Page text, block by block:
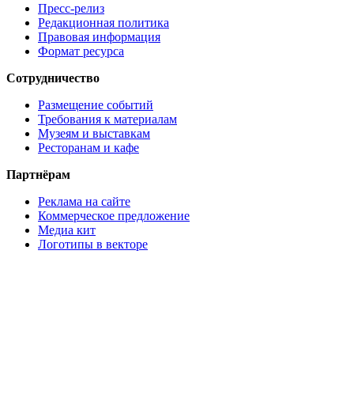
Пресс-релиз
Редакционная политика
Правовая информация
Формат ресурса
Сотрудничество
Размещение событий
Требования к материалам
Музеям и выставкам
Ресторанам и кафе
Партнёрам
Реклама на сайте
Коммерческое предложение
Медиа кит
Логотипы в векторе